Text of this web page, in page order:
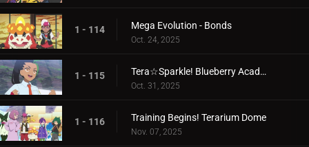
1 - 114 Mega Evolution - Bonds
Oct. 24, 2025
1 - 115 Tera☆Sparkle! Blueberry Academy
Oct. 31, 2025
1 - 116 Training Begins! Terarium Dome
Nov. 07, 2025